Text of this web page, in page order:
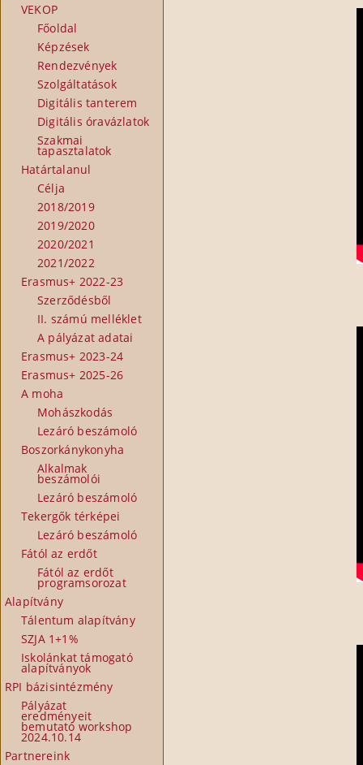
VEKOP
Főoldal
Képzések
Rendezvények
Szolgáltatások
Digitális tanterem
Digitális óravázlatok
Szakmai
tapasztalatok
Határtalanul
Célja
2018/2019
2019/2020
2020/2021
2021/2022
Erasmus+ 2022-23
Szerződésből
II. számú melléklet
A pályázat adatai
Erasmus+ 2023-24
Erasmus+ 2025-26
A moha
Mohászkodás
Lezáró beszámoló
Boszorkánykonyha
Alkalmak
beszámolói
Lezáró beszámoló
Tekergők térképei
Lezáró beszámoló
Fától az erdőt
Fától az erdőt
programsorozat
Alapítvány
Tálentum alapítvány
SZJA 1+1%
Iskolánkat támogató
alapítványok
RPI bázisintézmény
Pályázat
eredményeit
bemutató workshop
2024.10.14
Partnereink